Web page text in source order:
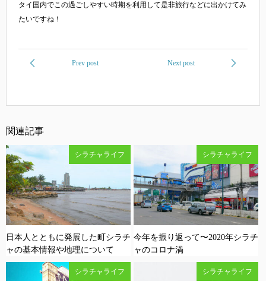
タイ国内でこの過ごしやすい時期を利用して是非旅行などに出かけてみ
たいですね！
関連記事
シラチャライフ
日本人とともに発展した町シラチ
ャの基本情報や地理について
シラチャライフ
今年を振り返って〜2020年シラチ
ャのコロナ渦
シラチャライフ シラチャライフ